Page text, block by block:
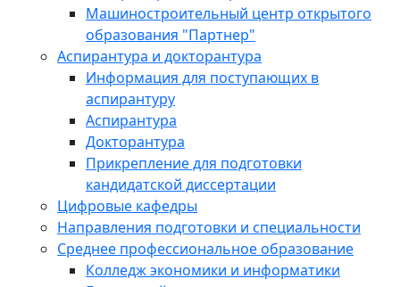
Машиностроительный центр открытого
образования "Партнер"
Аспирантура и докторантура
Информация для поступающих в
аспирантуру
Аспирантура
Докторантура
Прикрепление для подготовки
кандидатской диссертации
Цифровые кафедры
Направления подготовки и специальности
Среднее профессиональное образование
Колледж экономики и информатики